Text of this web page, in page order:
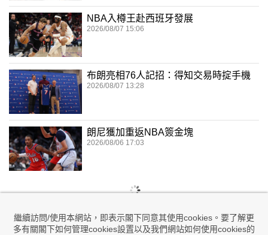
繼續訪問/使用本網站，即表示閣下同意其使用cookies。要了解更
多有關閣下如何管理cookies設置以及我們網站如何使用cookies的
NBA入樽王赴西班牙發展
2026/08/07 15:06
布朗亮相76人記招：得知交易時掟手機
2026/08/07 13:28
朗尼獲加重返NBA簽金塊
2026/08/06 17:03